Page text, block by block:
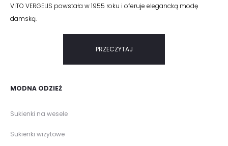
VITO VERGELIS powstała w 1955 roku i oferuje elegancką modę
damską.
PRZECZYTAJ
MODNA ODZIEŻ
Sukienki na wesele
Sukienki wizytowe